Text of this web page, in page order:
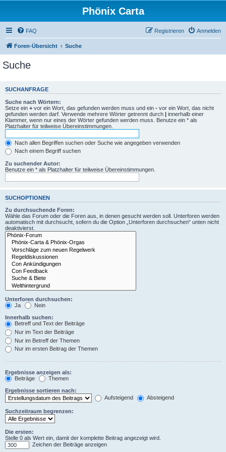
Phönix Carta
FAQ Anmelden
Registrieren
Foren-Übersicht Suche
Suche
SUCHANFRAGE
Suche nach Wörtern:
Setze ein + vor ein Wort, das gefunden werden muss und ein - vor ein Wort, das nicht
gefunden werden darf. Verwende mehrere Wörter getrennt durch | innerhalb einer
Klammer, wenn nur eines der Wörter gefunden werden muss. Benutze ein * als
Platzhalter für teilweise Übereinstimmungen.
Nach allen Begriffen suchen oder Suche wie angegeben verwenden
Nach einem Begriff suchen
Zu suchender Autor:
Benutze ein * als Platzhalter für teilweise Übereinstimmungen.
SUCHOPTIONEN
Zu durchsuchende Foren:
Wähle das Forum oder die Foren aus, in denen gesucht werden soll. Unterforen werden
automatisch mit durchsucht, sofern du die Option „Unterforen durchsuchen“ unten nicht
deaktivierst.
Unterforen durchsuchen:
Ja
Nein
Innerhalb suchen:
Betreff und Text der Beiträge
Nur im Text der Beiträge
Nur im Betreff der Themen
Nur im ersten Beitrag der Themen
Ergebnisse anzeigen als:
Beiträge
Themen
Ergebnisse sortieren nach:
Aufsteigend
Absteigend
Suchzeitraum begrenzen:
Die ersten:
Stelle 0 als Wert ein, damit der komplette Beitrag angezeigt wird.
Zeichen der Beiträge anzeigen